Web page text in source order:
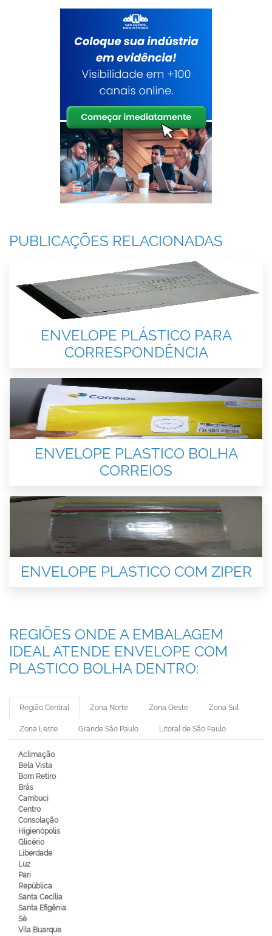
PUBLICAÇÕES RELACIONADAS
ENVELOPE PLÁSTICO PARA
CORRESPONDÊNCIA
ENVELOPE PLASTICO BOLHA
CORREIOS
ENVELOPE PLASTICO COM ZIPER
REGIÕES ONDE A EMBALAGEM
IDEAL ATENDE ENVELOPE COM
PLASTICO BOLHA DENTRO:
Região Central Zona Norte Zona Oeste Zona Sul
Zona Leste Grande São Paulo Litoral de São Paulo
Aclimação
Bela Vista
Bom Retiro
Brás
Cambuci
Centro
Consolação
Higienópolis
Glicério
Liberdade
Luz
Pari
República
Santa Cecília
Santa Efigênia
Sé
Vila Buarque